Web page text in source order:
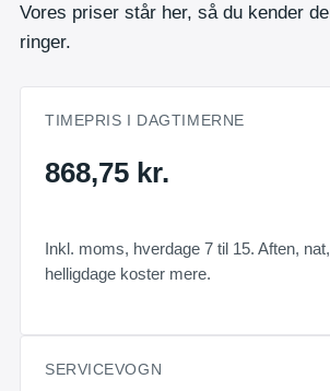
Vores priser står her, så du kender
ringer.
TIMEPRIS I DAGTIMERNE
868,75 kr.
Inkl. moms, hverdage 7 til 15. Aften,
helligdage koster mere.
SERVICEVOGN